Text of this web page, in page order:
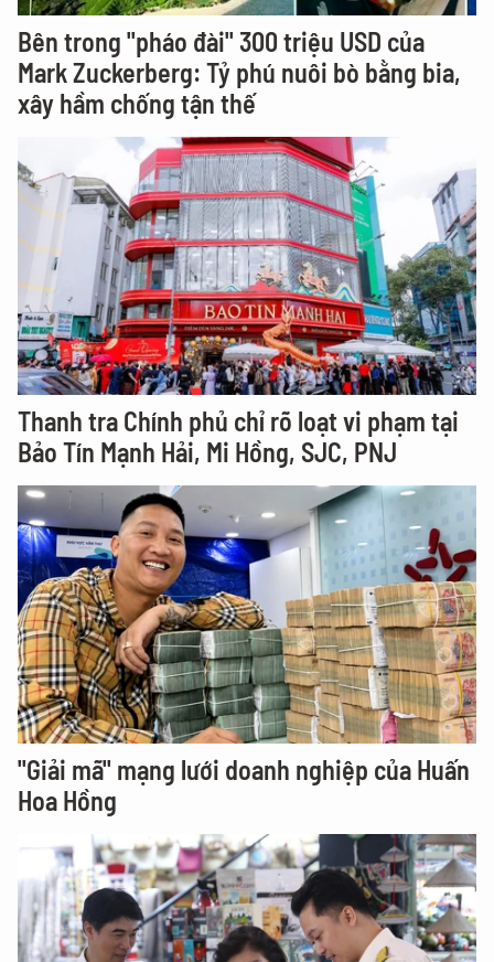
Bên trong "pháo đài" 300 triệu USD của
Mark Zuckerberg: Tỷ phú nuôi bò bằng bia,
xây hầm chống tận thế
Thanh tra Chính phủ chỉ rõ loạt vi phạm tại
Bảo Tín Mạnh Hải, Mi Hồng, SJC, PNJ
"Giải mã" mạng lưới doanh nghiệp của Huấn
Hoa Hồng